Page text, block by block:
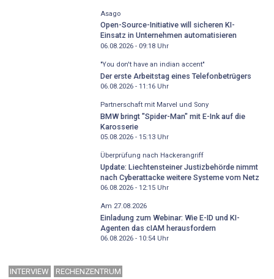
Asago
Open-Source-Initiative will sicheren KI-
Einsatz in Unternehmen automatisieren
06.08.2026 - 09:18Uhr
"You don't have an indian accent"
Der erste Arbeitstag eines Telefonbetrügers
06.08.2026 - 11:16Uhr
Partnerschaft mit Marvel und Sony
BMW bringt "Spider-Man" mit E-Ink auf die
Karosserie
05.08.2026 - 15:13Uhr
Überprüfung nach Hackerangriff
Update: Liechtensteiner Justizbehörde nimmt
nach Cyberattacke weitere Systeme vom Netz
06.08.2026 - 12:15Uhr
Am 27.08.2026
Einladung zum Webinar: Wie E-ID und KI-
Agenten das cIAM herausfordern
06.08.2026 - 10:54Uhr
INTERVIEW
RECHENZENTRUM